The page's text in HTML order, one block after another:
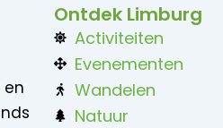
Ontdek Limburg
Activiteiten
Evenementen
Wandelen
Natuur